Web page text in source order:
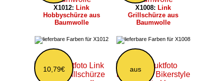
X1012: Link
Hobbyschürze aus
Baumwolle
X1008: Link
Grillschürze aus
Baumwolle
10,79€ aus